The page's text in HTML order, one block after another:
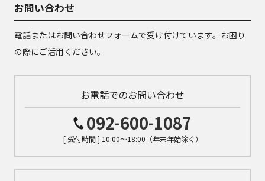
お問い合わせ
電話またはお問い合わせフォームで受け付けています。お困り
の際にご活用ください。
お電話でのお問い合わせ
092-600-1087
[ 受付時間 ] 10:00～18:00（年末年始除く）